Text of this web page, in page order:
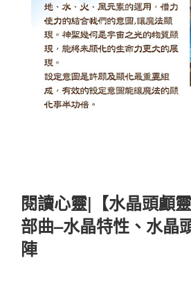
閱讀心靈|【水晶頭顱
部曲–水晶特性、水晶
陣